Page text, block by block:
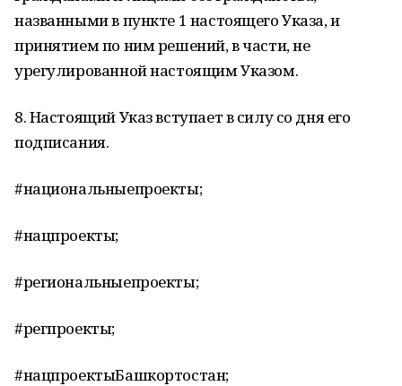
названными в пункте 1 настоящего Указа, и
принятием по ним решений, в части, не
урегулированной настоящим Указом.
8. Настоящий Указ вступает в силу со дня его
подписания.
#национальныепроекты;
#нацпроекты;
#региональныепроекты;
#регпроекты;
#нацпроектыБашкортостан;